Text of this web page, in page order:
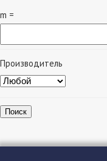
m =
Производитель
Поиск